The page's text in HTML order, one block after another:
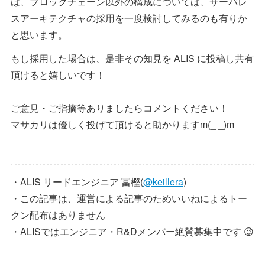
スアーキテクチャの採用を一度検討してみるのも有りか
と思います。
もし採用した場合は、是非その知見を ALIS に投稿し共有
頂けると嬉しいです！
ご意見・ご指摘等ありましたらコメントください！
マサカリは優しく投げて頂けると助かりますm(_ _)m
・ALIS リードエンジニア 冨樫(@keillera)
・この記事は、運営による記事のためいいねによるトー
クン配布はありません
・ALISではエンジニア・R&Dメンバー絶賛募集中です 😉